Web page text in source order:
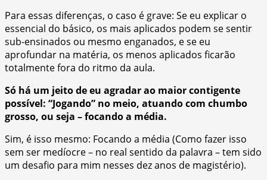
Para essas diferenças, o caso é grave: Se eu explicar o
essencial do básico, os mais aplicados podem se sentir
sub-ensinados ou mesmo enganados, e se eu
aprofundar na matéria, os menos aplicados ficarão
totalmente fora do ritmo da aula.
Só há um jeito de eu agradar ao maior contigente
possível: “Jogando” no meio, atuando com chumbo
grosso, ou seja – focando a média.
Sim, é isso mesmo: Focando a média (Como fazer isso
sem ser medíocre – no real sentido da palavra – tem sido
um desafio para mim nesses dez anos de magistério).